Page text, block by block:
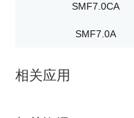
SMF7.0CA
SMF7.0A
相关应用